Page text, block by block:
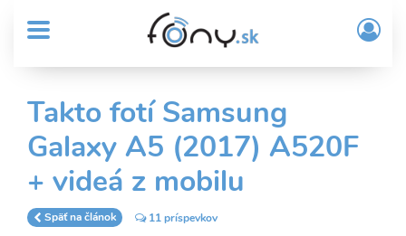
obsah
MENU
Sub
Header
menu
User
account
menu
/
Takto fotí Samsung
Galaxy A5 (2017) A520F
+ videá z mobilu
Späť na článok 11 príspevkov